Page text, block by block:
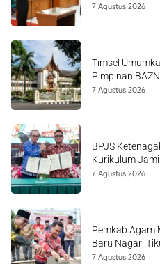
7 Agustus 2026
Timsel
Pimpinan
7 Agustus 2026
BPJS
Kurikulum
7 Agustus 2026
Pemkab Agam
Baru Nagari
7 Agustus 2026